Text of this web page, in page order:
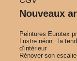
Nouveaux
Peintures Eurotex
Lustre néon : la
d’intérieur
Rénover son